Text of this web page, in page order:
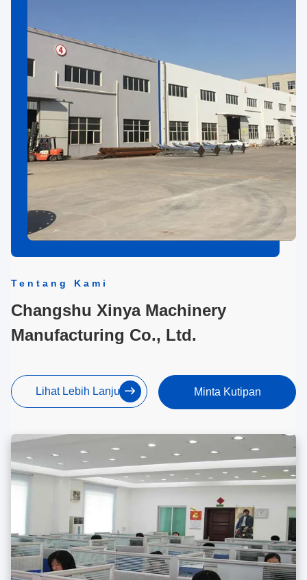
Tentang Kami
Changshu Xinya Machinery
Manufacturing Co., Ltd.
Lihat Lebih Lanjut Minta Kutipan